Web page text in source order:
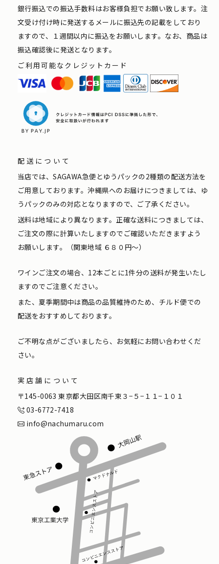
銀行振込での振込手数料はお客様負担でお願い致します。注
文受け付け時に発送するメールに振込先の記載をしており
ますので、１週間以内に振込をお願いします。なお、商品は
振込確認後に発送となります。
ご利用可能なクレジットカード
配送について
当店では、SAGAWA急便とゆうパックの2種類の配送方法を
ご用意しております。沖縄県へのお届けにつきましては、ゆ
うパックのみの対応となりますので、ご了承ください。
送料は地域により異なります。正確な送料につきましては、
ご注文の際に計算いたしますのでご確認いただきますよう
お願いします。（関東地域 ６８０円〜）
ワインご注文の場合、12本ごとに1件分の送料が発生いたし
ますのでご注意ください。
また、夏季期間中は商品の品質維持のため、チルド便での
配送をおすすめしております。
ご不明な点がございましたら、お気軽にお問い合わせくだ
さい。
実店舗について
〒145-0063 東京都大田区南千束３−５−１１−１０１
03-6772-7418
info@nachumaru.com